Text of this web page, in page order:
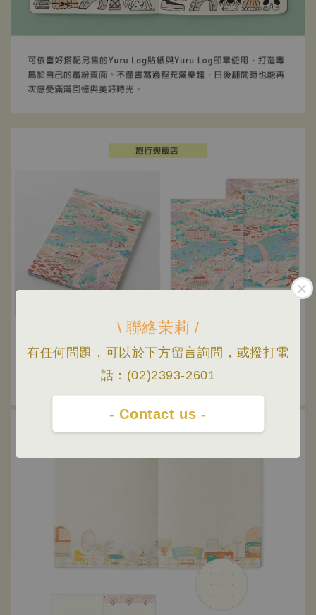
\ 聯絡茉莉 /
有任何問題，可以於下方留言詢問，或撥打電
話：(02)2393-2601
- Contact us -